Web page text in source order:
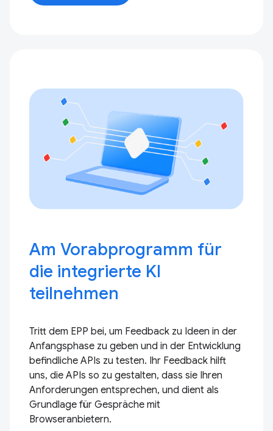
Am Vorabprogramm für
die integrierte KI
teilnehmen
Tritt dem EPP bei, um Feedback zu Ideen in der
Anfangsphase zu geben und in der Entwicklung
befindliche APIs zu testen. Ihr Feedback hilft
uns, die APIs so zu gestalten, dass sie Ihren
Anforderungen entsprechen, und dient als
Grundlage für Gespräche mit
Browseranbietern.